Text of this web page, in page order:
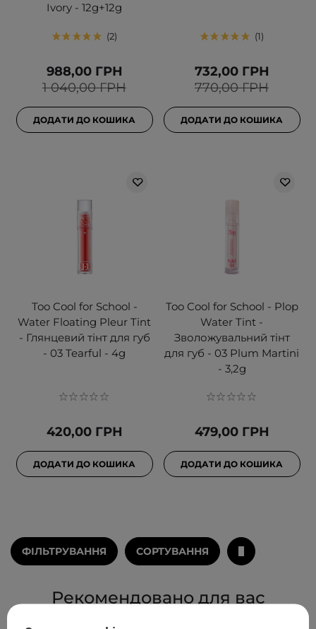
Ivory - 12g+12g
2
1 040,00 ГРН
988,00 ГРН
ДОДАТИ ДО КОШИКА
1
770,00 ГРН
732,00 ГРН
ДОДАТИ ДО КОШИКА
Too Cool for School -
Water Floating Pleur Tint
- Глянцевий тінт для губ
- 03 Tearful - 4g
420,00 ГРН
ДОДАТИ ДО КОШИКА
Too Cool for School - Plop
Water Tint -
Зволожувальний тінт
для губ - 03 Plum Martini
- 3,2g
479,00 ГРН
ДОДАТИ ДО КОШИКА
ФІЛЬТРУВАННЯ СОРТУВАННЯ
Рекомендовано для вас